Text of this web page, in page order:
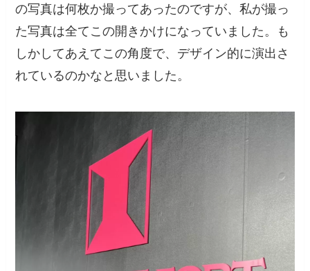
の写真は何枚か撮ってあったのですが、私が撮っ
た写真は全てこの開きかけになっていました。も
しかしてあえてこの角度で、デザイン的に演出さ
れているのかなと思いました。